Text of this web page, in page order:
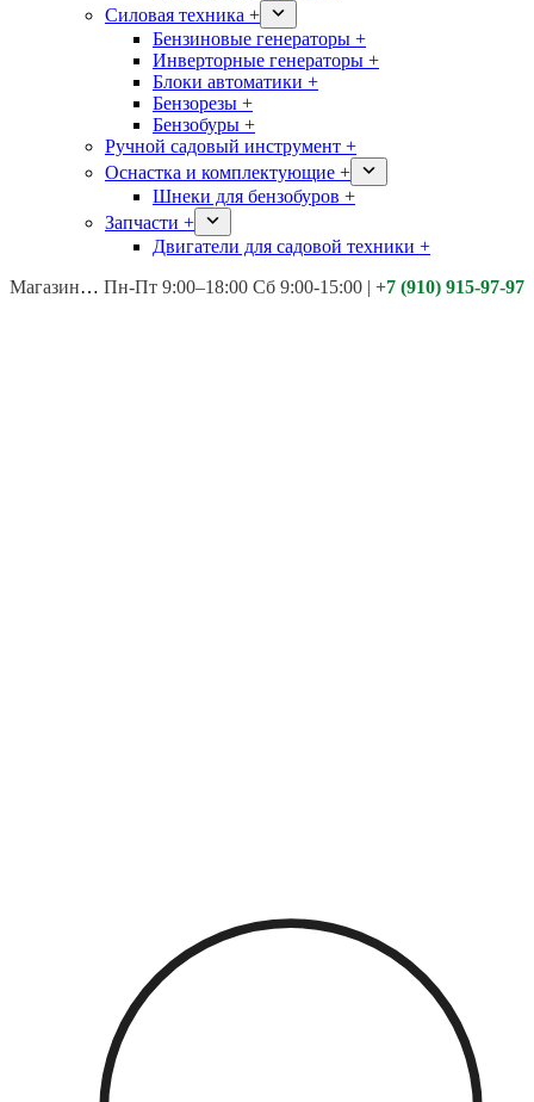
Силовая техника +
Бензиновые генераторы +
Инверторные генераторы +
Блоки автоматики +
Бензорезы +
Бензобуры +
Ручной садовый инструмент +
Оснастка и комплектующие +
Шнеки для бензобуров +
Запчасти +
Двигатели для садовой техники +
Магазины: Калуга ул. Московская д.113
Пн-Пт 9:00–18:00 Сб 9:00-15:00 | +7 (910) 915-97-97